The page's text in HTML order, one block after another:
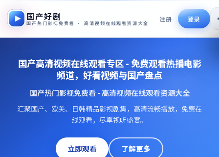
国产好剧
国产热门影视免费看 · 高清视频在线观看资源大全
注册 登录
国产高清视频在线观看专区 - 免费观看热播电影
频道，好看视频与国产盘点
国产热门影视免费看 - 高清视频在线观看资源大全
汇聚国产、欧美、日韩精品影视剧集，高清流畅播放，免费在
线观看，尽享视听盛宴。
立即观看 了解更多